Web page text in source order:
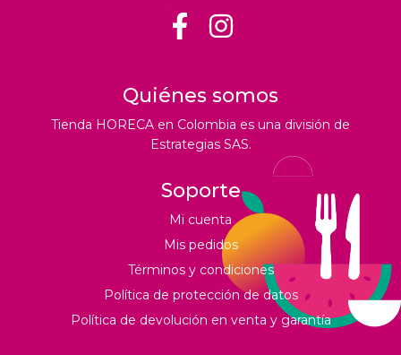
Quiénes somos
Tienda HORECA en Colombia es una división de
Estrategias SAS.
Soporte
Mi cuenta
Mis pedidos
Términos y condiciones
Política de protección de datos
Política de devolución en venta y garantía